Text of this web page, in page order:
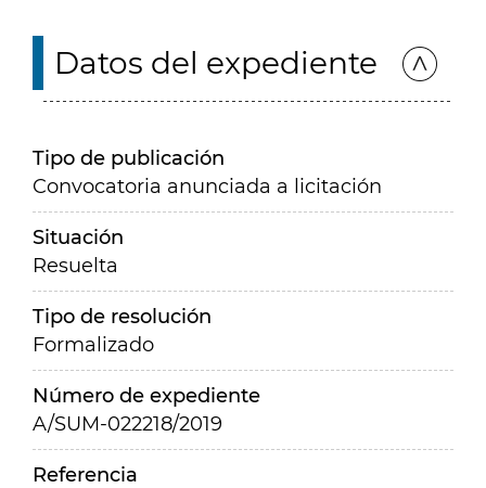
Datos del expediente
Tipo de publicación
Convocatoria anunciada a licitación
Situación
Resuelta
Tipo de resolución
Formalizado
Número de expediente
A/SUM-022218/2019
Referencia